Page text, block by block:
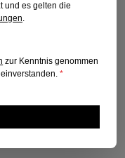
und es gelten die
zur Kenntnis genommen
*